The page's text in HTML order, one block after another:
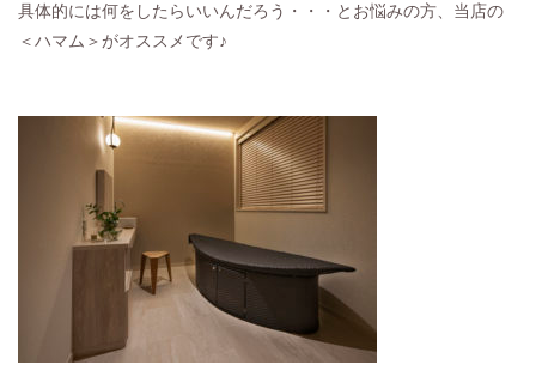
具体的には何をしたらいいんだろう・・・とお悩みの方、当店の
＜ハマム＞がオススメです♪